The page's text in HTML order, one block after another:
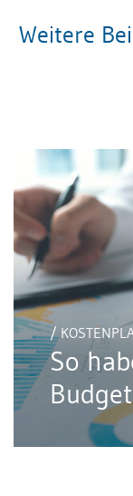
Weitere
/
So